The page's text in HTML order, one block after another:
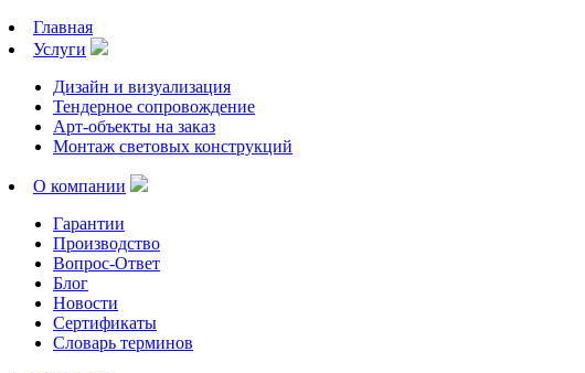
Главная
Услуги
Дизайн и визуализация
Тендерное сопровождение
Арт-объекты на заказ
Монтаж световых конструкций
О компании
Гарантии
Производство
Вопрос-Ответ
Блог
Новости
Сертификаты
Словарь терминов